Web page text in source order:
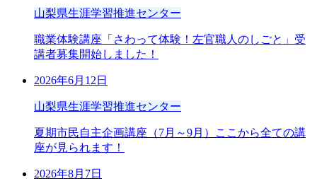
山梨県生涯学習推進センター
職業体験講座「さわって体験！左官職人のしごと」受
講者募集開始しました！
2026年6月12日
山梨県生涯学習推進センター
夏期市民自主企画講座（7月～9月）ここから全ての講
座が見られます！
2026年8月7日